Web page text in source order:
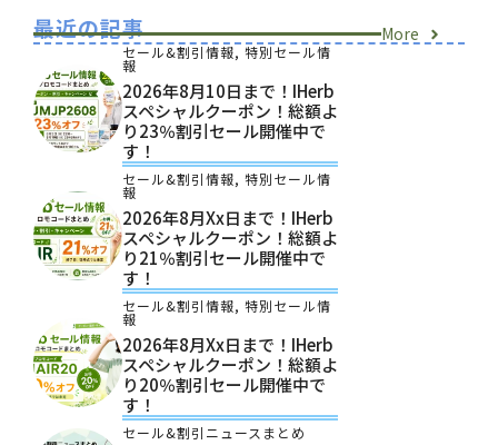
最近の記事 More
セール&割引情報, 特別セール情
報
2026年8月10日まで！iHerb
スペシャルクーポン！総額よ
り23％割引セール開催中で
す！
セール&割引情報, 特別セール情
報
2026年8月xx日まで！iHerb
スペシャルクーポン！総額よ
り21％割引セール開催中で
す！
セール&割引情報, 特別セール情
報
2026年8月xx日まで！iHerb
スペシャルクーポン！総額よ
り20％割引セール開催中で
す！
セール&割引ニュースまとめ